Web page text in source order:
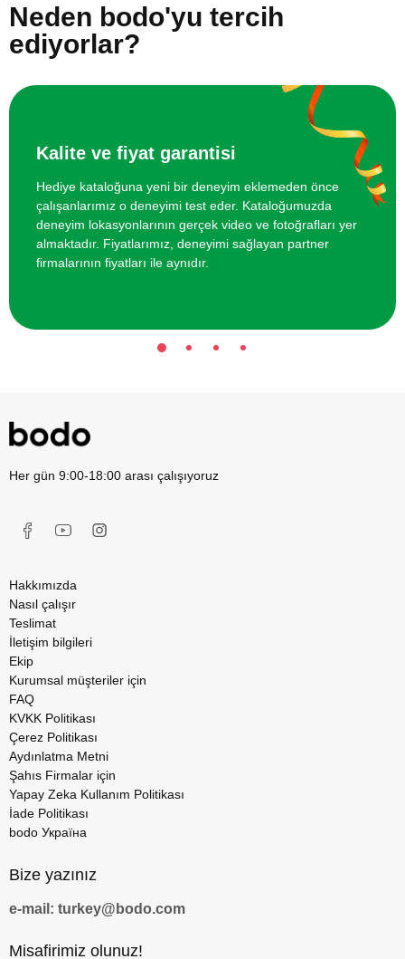
Online Resim Kursu
Online Temel Sanat Tarihi Eğitimi 750 TL
Neden bodo'yu tercih
ediyorlar?
Kalite ve fiyat garantisi
Hediye kataloğuna yeni bir deneyim eklemeden önce
çalışanlarımız o deneyimi test eder. Kataloğumuzda
deneyim lokasyonlarının gerçek video ve fotoğrafları yer
almaktadır. Fiyatlarımız, deneyimi sağlayan partner
firmalarının fiyatları ile aynıdır.
Her gün 9:00-18:00 arası çalışıyoruz
Hakkımızda
Nasıl çalışır
Teslimat
İletişim bilgileri
Ekip
Kurumsal müşteriler için
FAQ
KVKK Politikası
Çerez Politikası
Aydınlatma Metni
Şahıs Firmalar için
Yapay Zeka Kullanım Politikası
İade Politikası
bodo Україна
Bize yazınız
e-mail: turkey@bodo.com
Misafirimiz olunuz!